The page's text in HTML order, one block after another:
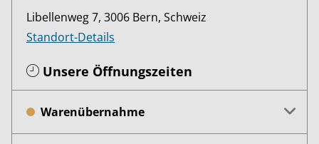
Libellenweg 7, 3006 Bern, Schweiz
Standort-Details
Unsere Öffnungszeiten
Warenübernahme